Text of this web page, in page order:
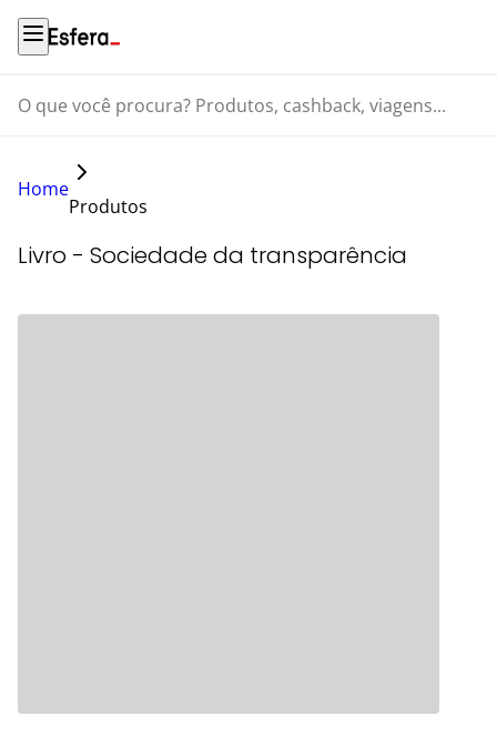
O que você procura? Produtos, cashback, viagens...
Home
Produtos
Livro - Sociedade da transparência